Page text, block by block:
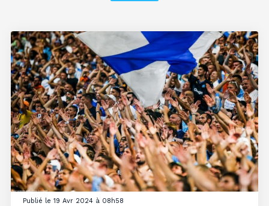
Publié le 19 Avr 2024 à 08h58